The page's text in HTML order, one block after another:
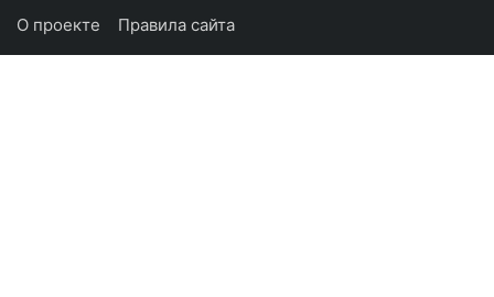
О проекте
Правила сайта